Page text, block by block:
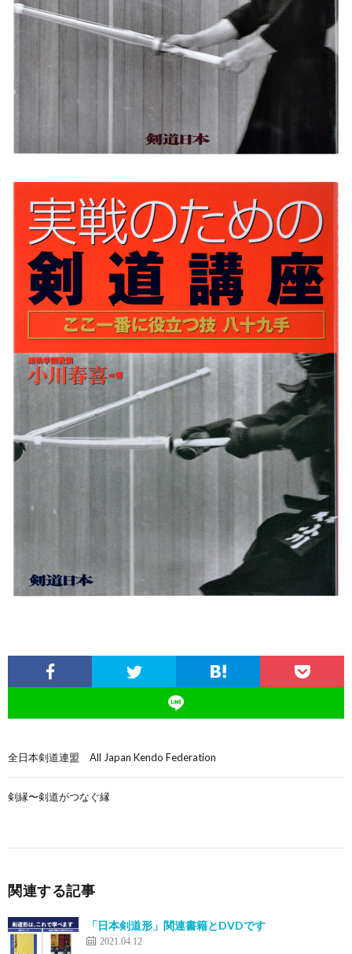
全日本剣道連盟 All Japan Kendo Federation
剣縁〜剣道がつなぐ縁
関連する記事
「日本剣道形」関連書籍とDVDです
2021.04.12